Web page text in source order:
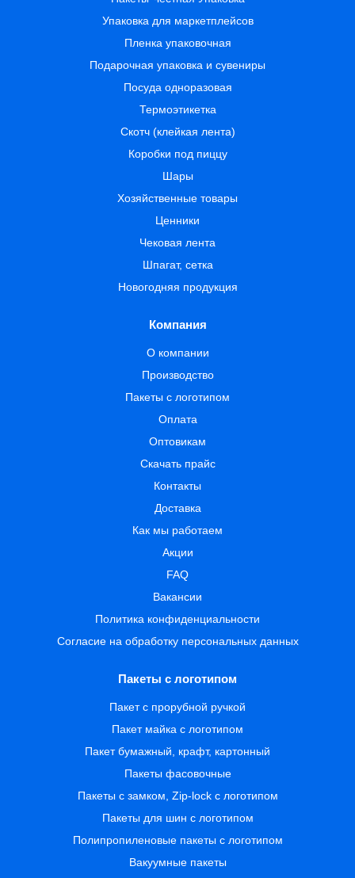
Упаковка для маркетплейсов
Пленка упаковочная
Подарочная упаковка и сувениры
Посуда одноразовая
Термоэтикетка
Скотч (клейкая лента)
Коробки под пиццу
Шары
Хозяйственные товары
Ценники
Чековая лента
Шпагат, сетка
Новогодняя продукция
Компания
О компании
Производство
Пакеты с логотипом
Оплата
Оптовикам
Скачать прайс
Контакты
Доставка
Как мы работаем
Акции
FAQ
Вакансии
Политика конфиденциальности
Согласие на обработку персональных данных
Пакеты с логотипом
Пакет с прорубной ручкой
Пакет майка с логотипом
Пакет бумажный, крафт, картонный
Пакеты фасовочные
Пакеты с замком, Zip-lock с логотипом
Пакеты для шин с логотипом
Полипропиленовые пакеты с логотипом
Вакуумные пакеты